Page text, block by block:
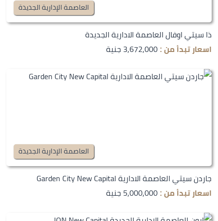
العاصمة الإدارية الجديدة
ذا سيتي اوفال العاصمة الادارية الجديدة
اسعار تبدأ من : 3,672,000 جنية
العاصمة الإدارية الجديدة
جاردن سيتي العاصمة الادارية Garden City New Capital
اسعار تبدأ من : 5,000,000 جنية